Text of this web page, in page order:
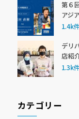
第６
アジ
1.4k
デリ
店紹
1.3k
カテゴリー